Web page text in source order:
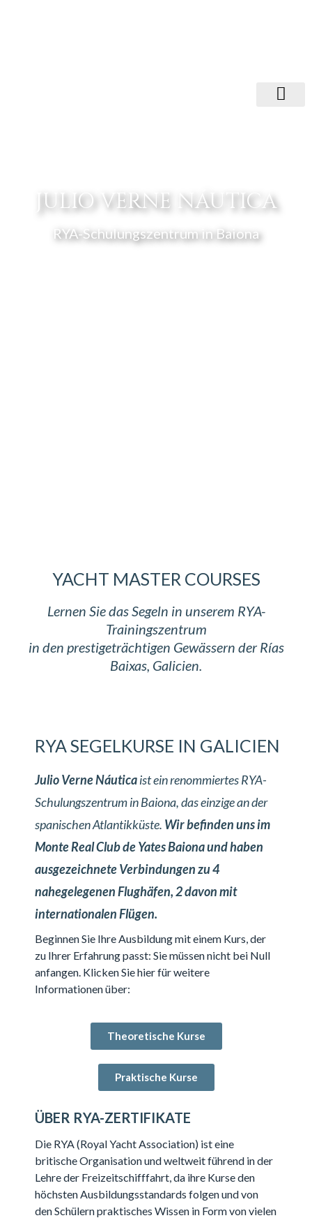
JULIO VERNE NÁUTICA
RYA-Schulungszentrum in Baiona
YACHT MASTER COURSES
Lernen Sie das Segeln in unserem RYA-
Trainingszentrum
in den prestigeträchtigen Gewässern der Rías
Baixas, Galicien.
RYA SEGELKURSE IN GALICIEN
Julio Verne Náuticaist ein renommiertes RYA-
Schulungszentrum in Baiona, das einzige an der
spanischen Atlantikküste. Wir befinden uns im
Monte Real Club de Yates Baiona und haben
ausgezeichnete Verbindungen zu 4
nahegelegenen Flughäfen, 2 davon mit
internationalen Flügen.
Beginnen Sie Ihre Ausbildung mit einem Kurs, der
zu Ihrer Erfahrung passt: Sie müssen nicht bei Null
anfangen. Klicken Sie hier für weitere
Informationen über:
Theoretische Kurse
Praktische Kurse
ÜBER RYA-ZERTIFIKATE
Die RYA (Royal Yacht Association) ist eine
britische Organisation und weltweit führend in der
Lehre der Freizeitschifffahrt, da ihre Kurse den
höchsten Ausbildungsstandards folgen und von
den Schülern praktisches Wissen in Form von vielen